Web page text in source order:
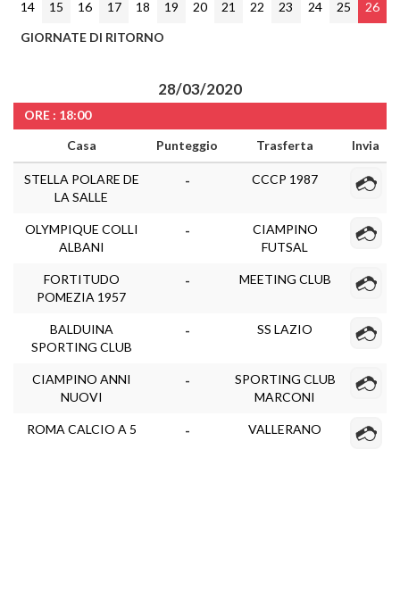
14 15 16 17 18 19 20 21 22 23 24 25
26
GIORNATE DI RITORNO
28/03/2020
ORE : 18:00
Casa
Punteggio Trasferta Invia
STELLA POLARE DE
LA SALLE
- CCCP 1987
OLYMPIQUE COLLI
ALBANI
-
CIAMPINO
FUTSAL
FORTITUDO
POMEZIA 1957
- MEETING CLUB
BALDUINA
SPORTING CLUB
- SS LAZIO
CIAMPINO ANNI
NUOVI
-
SPORTING CLUB
MARCONI
ROMA CALCIO A 5 - VALLERANO